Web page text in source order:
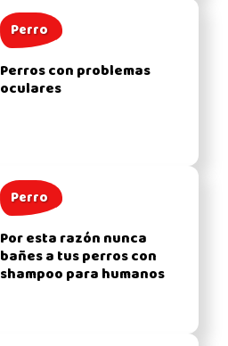
Perro
Perros con problemas
oculares
Perro
Por esta razón nunca
bañes a tus perros con
shampoo para humanos